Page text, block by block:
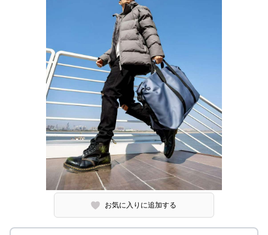
お気に入りに追加する